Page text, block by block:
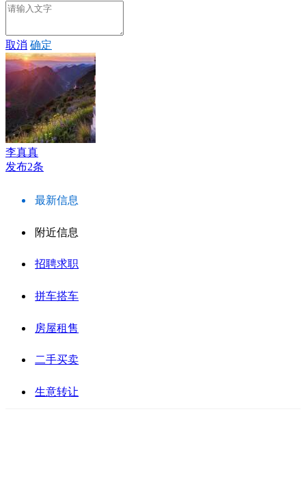
取消 确定
李真真
发布2条
最新信息
附近信息
招聘求职
拼车搭车
房屋租售
二手买卖
生意转让